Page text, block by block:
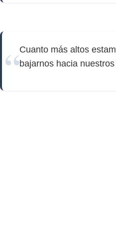
Cuanto más altos
bajarnos hacia nuestros